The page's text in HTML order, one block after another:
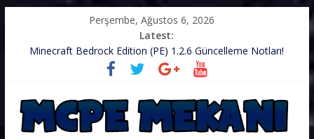
Perşembe, Ağustos 6, 2026
Latest:
Minecraft Bedrock Edition (PE) 1.2.6 Güncelleme Notları!
.zip’li Doku Paketini Minecraft’ıma Nasıl Koyarım?
TurkishCraft Faction Sunucusu – v1.2.10
Minecraft (PE) PUBG Server IP – Harika Bir Server
Minecraft: PE 1.2.9 – Güncelleme Notları